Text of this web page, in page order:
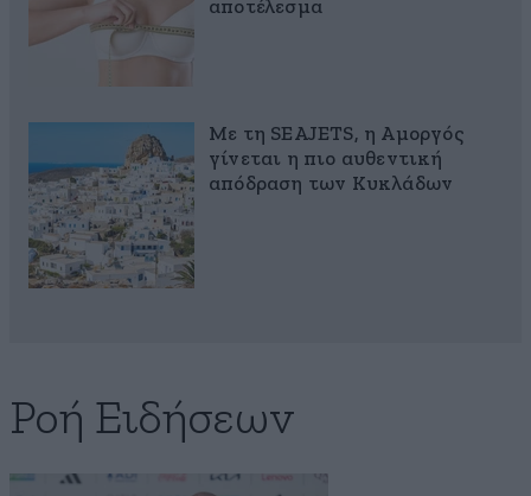
αποτέλεσμα
Με τη SEAJETS, η Αμοργός
γίνεται η πιο αυθεντική
απόδραση των Κυκλάδων
Ροή Ειδήσεων